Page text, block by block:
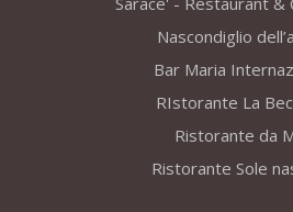
Nascondiglio
Bar Maria
RIstorante La
Ristorante da
Ristorante Sole